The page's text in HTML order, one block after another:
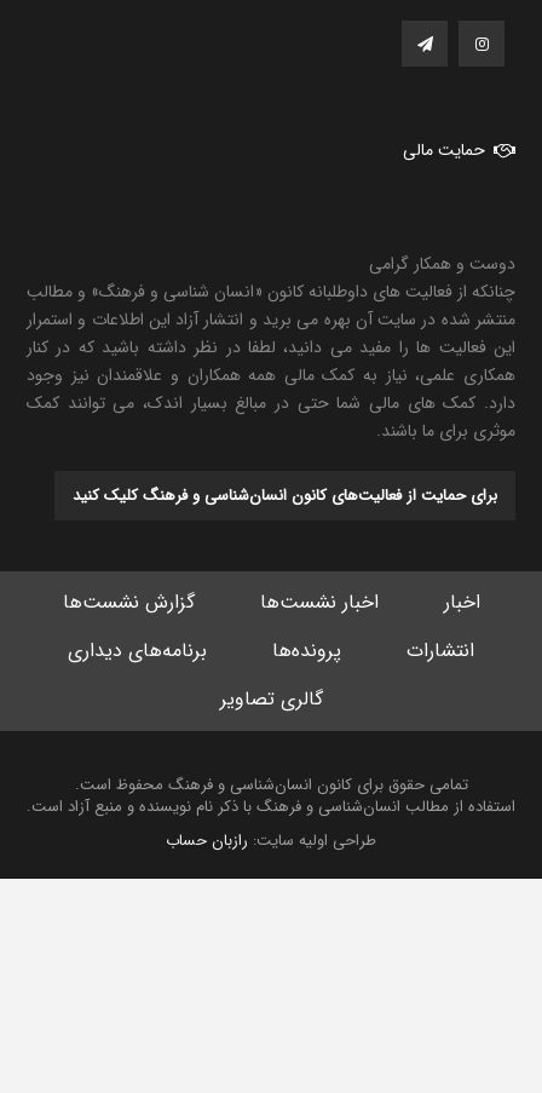
حمایت مالی
دوست و همکار گرامی
چنانکه از فعالیت های داوطلبانه کانون «انسان شناسی و فرهنگ» و مطالب
منتشر شده در سایت آن بهره می برید و انتشار آزاد این اطلاعات و استمرار
این فعالیت ها را مفید می دانید، لطفا در نظر داشته باشید که در کنار
همکاری علمی، نیاز به کمک مالی همه همکاران و علاقمندان نیز وجود
دارد. کمک های مالی شما حتی در مبالغ بسیار اندک، می توانند کمک
موثری برای ما باشند.
برای حمایت از فعالیت‌های کانون انسان‌شناسی و فرهنگ کلیک کنید
اخبار اخبار نشست‌ها
گزارش نشست‌ها
انتشارات
پرونده‌ها
برنامه‌های دیداری
گالری تصاویر
تمامی حقوق برای کانون انسان‌شناسی و فرهنگ محفوظ است.
استفاده از مطالب انسان‌شناسی و فرهنگ با ذکر نام نویسنده و منبع آزاد است.
طراحی اولیه سایت:رازبان حساب